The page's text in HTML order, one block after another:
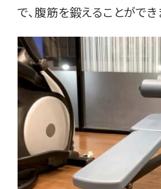
で、腹筋を鍛えることができ